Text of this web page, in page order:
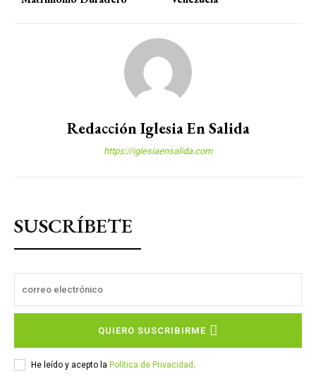
Redacción Iglesia En Salida
https://iglesiaensalida.com
SUSCRÍBETE
QUIERO SUSCRIBIRME
He leído y acepto la Política de Privacidad